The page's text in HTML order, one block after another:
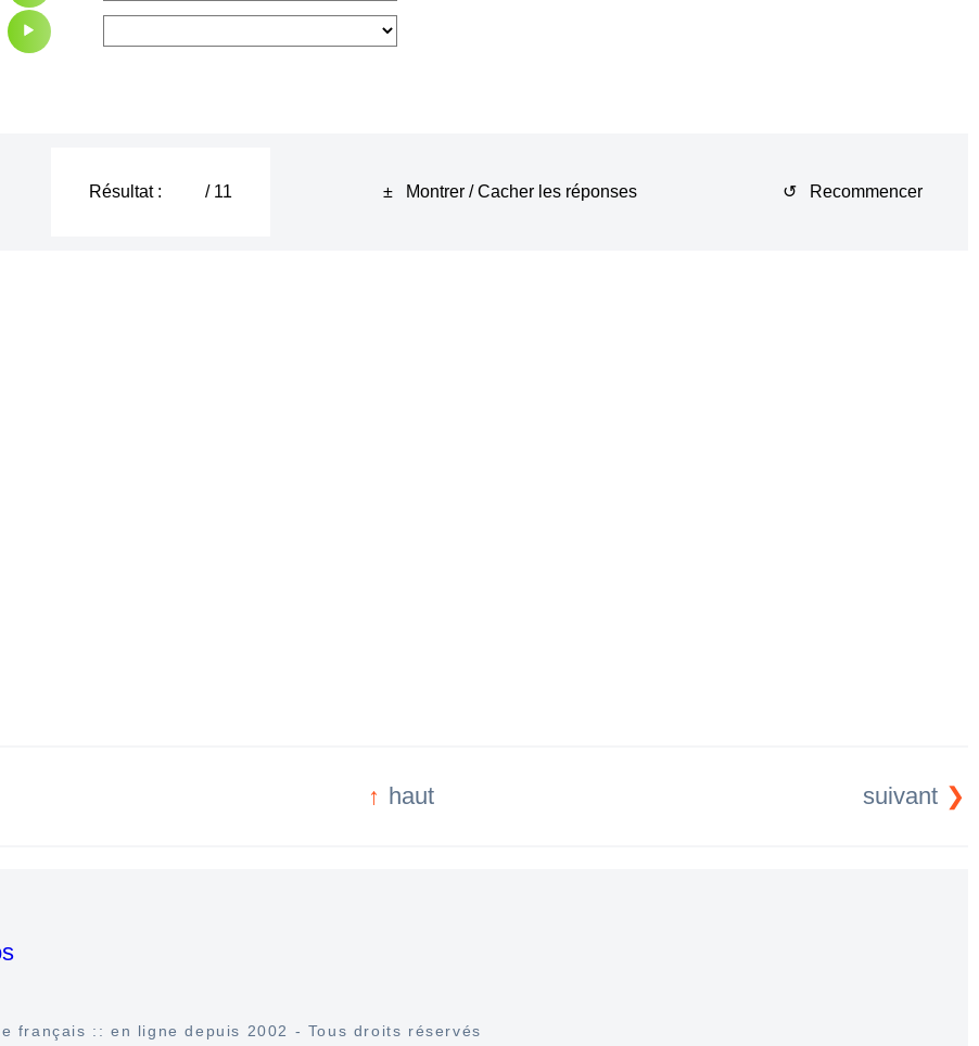
nom de ce fruit ?
Résultat : / 11 ± Montrer / Cacher les réponses ↺ Recommencer
haut suivant
français :: en ligne depuis 2002 - Tous droits réservés